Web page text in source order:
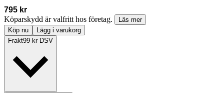
795 kr
Köparskydd är valfritt hos företag.
Läs mer
Köp nu
Lägg i varukorg
Frakt99 kr DSV